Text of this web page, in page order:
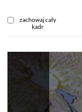
zachowaj cały
kadr